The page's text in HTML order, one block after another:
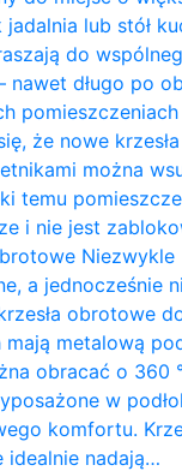
lub stół
do
nawet długo po
że nowe
można
temu
i nie jest
Niezwykle
a jednocześnie
obrotowe
mają metalową
obracać o 360
w
komfortu.
idealnie nadają…